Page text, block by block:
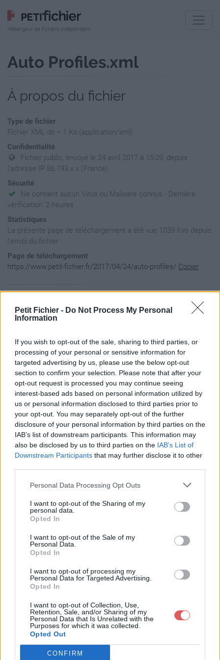
Petit Fichier - Do Not Process My Personal
Information
If you wish to opt-out of the sale, sharing to third parties, or
processing of your personal or sensitive information for
targeted advertising by us, please use the below opt-out
section to confirm your selection. Please note that after your
opt-out request is processed you may continue seeing
interest-based ads based on personal information utilized by
us or personal information disclosed to third parties prior to
your opt-out. You may separately opt-out of the further
disclosure of your personal information by third parties on the
IAB’s list of downstream participants. This information may
also be disclosed by us to third parties on the IAB’s List of
Downstream Participants that may further disclose it to other
Personal Data Processing Opt Outs
I want to opt-out of the Sharing of my
personal data.
Opted In
I want to opt-out of the Sale of my
Personal Data.
Opted In
I want to opt-out of processing my
Personal Data for Targeted Advertising.
Opted In
I want to opt-out of Collection, Use,
Retention, Sale, and/or Sharing of my
Personal Data that Is Unrelated with the
Purposes for which it was collected.
Opted Out
CONFIRM
Hébergeur de fichiers indépendant
Auto Profiles.xml
À propos du fichier
Type de fichier
Fichier XML de < 1 Ko (application/xml)
Confidentialité
Fichier public, envoyé le 24 avril 2017 à 15:09, depuis
l'adresse IP 86.193.x.x (France)
Sécurité
Ne contient aucun Virus ou Malware connus - Dernière
vérification: 2 heures
Statistiques
La présente page de téléchargement a été vue 1039 fois depuis
l'envoi du fichier
Page de téléchargement
https://www.petit-fichier.fr/2017/04/24/auto-profiles/ Copier
<!-- Auto-Profile Configuration Data. 12/02/2017 21:51:09
<Programs />
Partager le fichier Auto
Profiles.xml sur le Web et les
réseaux sociaux:
Télécharger le fichier Auto Profil
es.xml